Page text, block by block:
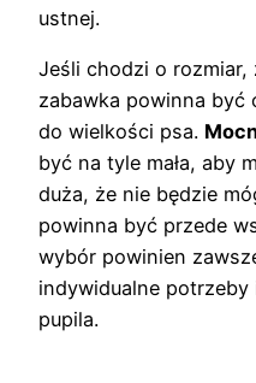
ustnej.
Jeśli chodzi o rozmiar,
zabawka powinna być
do wielkości psa.
być na tyle mała, aby
duża, że nie będzie
powinna być przede
wybór powinien
indywidualne
pupila.